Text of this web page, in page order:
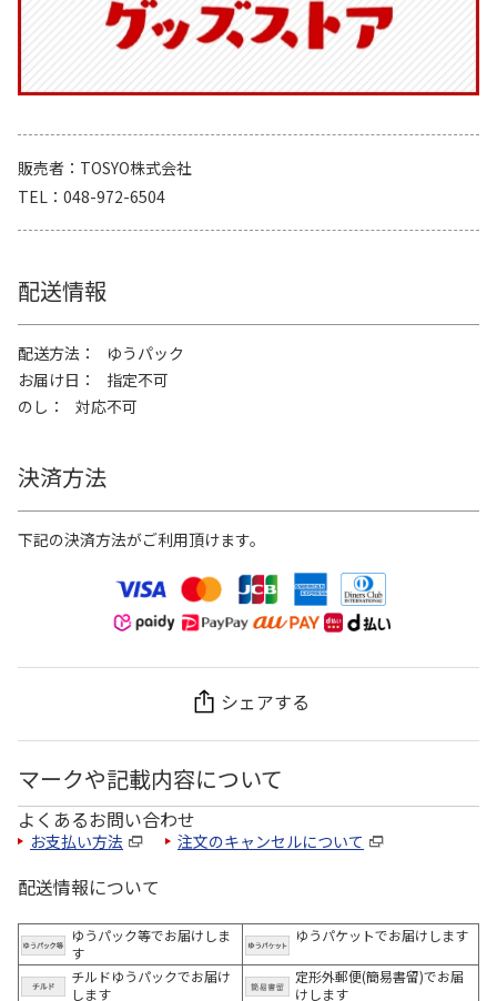
販売者
TOSYO株式会社
TEL
048-972-6504
配送情報
配送方法
ゆうパック
お届け日
指定不可
のし
対応不可
決済方法
下記の決済方法がご利用頂けます。
シェアする
マークや記載内容について
よくあるお問い合わせ
お支払い方法 注文のキャンセルについて
配送情報について
ゆうパック等でお届けしま
す
ゆうパケットでお届けします
チルドゆうパックでお届け
します
定形外郵便(簡易書留)でお届
けします